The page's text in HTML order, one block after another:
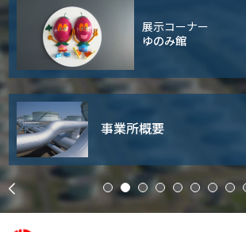
展示コーナー
ゆのみ館
事業所概要